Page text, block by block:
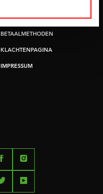
RUILEN EN RETOURNEREN
BETAALMETHODEN
KLACHTENPAGINA
IMPRESSUM